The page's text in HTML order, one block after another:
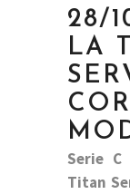
28/
LA
Serie
Titan